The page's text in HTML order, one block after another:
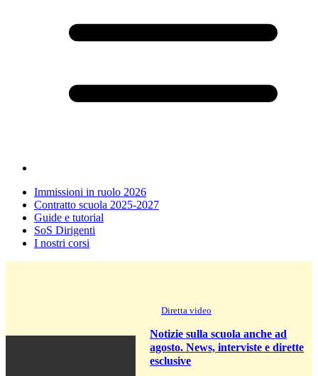
Immissioni in ruolo 2026
Contratto scuola 2025-2027
Guide e tutorial
SoS Dirigenti
I nostri corsi
Diretta video
Notizie sulla scuola anche ad
agosto. News, interviste e dirette
esclusive